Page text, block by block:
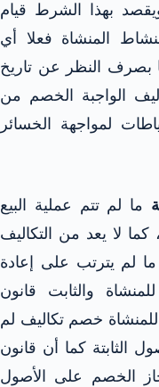
بهذا الشرط قيام
المنشاة فعلا أي
بصرف النظر عن تاريخ
الواجبة الخصم من
لمواجهة الخسائر
ما لم تتم عملية البيع
كما لا يعد من التكاليف
ما لم يترتب على إعادة
والثابت قانون
– مادة 25- أجاز للمنشاة خصم تكاليف لم
الثابتة كما أن قانون
علي الدخل – مادة 27- أجاز الخصم على الأصول